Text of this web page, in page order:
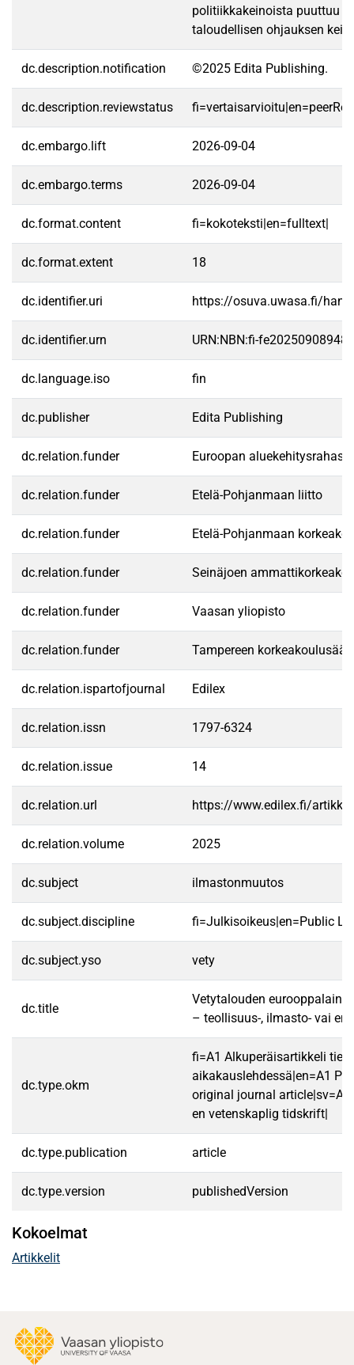
politiikkakeinoista puuttuu
taloudellisen ohjauksen
dc.description.notification ©2025 Edita Publishing.
dc.description.reviewstatus
dc.embargo.lift 2026-09-04
dc.embargo.terms 2026-09-04
dc.format.content fi=kokoteksti|en=fulltext|
dc.format.extent 18
dc.identifier.uri https://osuva.uwasa.fi/
dc.identifier.urn URN:NBN:fi-
dc.language.iso fin
dc.publisher Edita Publishing
dc.relation.funder Euroopan
dc.relation.funder Etelä-Pohjanmaan liitto
dc.relation.funder Etelä-Pohjanmaan
dc.relation.funder Seinäjoen
dc.relation.funder Vaasan yliopisto
dc.relation.funder Tampereen
dc.relation.ispartofjournal Edilex
dc.relation.issn 1797-6324
dc.relation.issue 14
dc.relation.url https://www.edilex.fi/
dc.relation.volume 2025
dc.subject ilmastonmuutos
dc.subject.discipline fi=Julkisoikeus|en=Public
dc.subject.yso vety
dc.title
Vetytalouden
– teollisuus-, ilmasto- vai
dc.type.okm
fi=A1 Alkuperäisartikkeli
aikakauslehdessä|en=A1
original journal
en vetenskaplig tidskrift|
dc.type.publication article
dc.type.version publishedVersion
Kokoelmat
Artikkelit